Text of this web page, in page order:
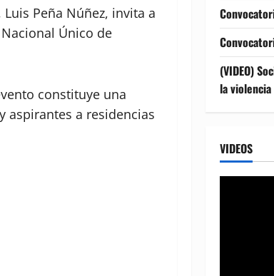
Peña Núñez, invita a
Nacional Único de
constituye una
aspirantes a residencias
(VIDEO)
la
VIDEOS